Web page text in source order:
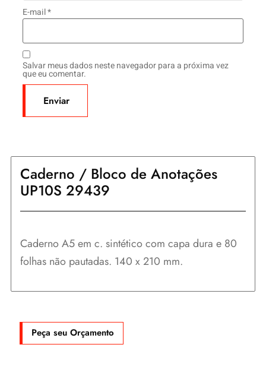
E-mail*
Salvar meus dados neste navegador para a próxima vez
que eu comentar.
Caderno / Bloco de Anotações
UP10S 29439
Caderno A5 em c. sintético com capa dura e 80
folhas não pautadas. 140 x 210 mm.
Peça seu Orçamento